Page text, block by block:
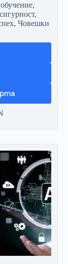
,
,
, Човешки